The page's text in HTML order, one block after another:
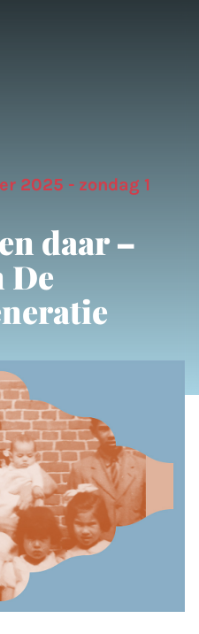
2025 - zondag 1
daar –
De